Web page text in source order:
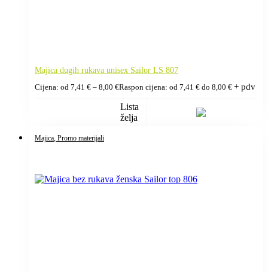
Majica dugih rukava unisex Sailor LS 807
Cijena: od 7,41 € – 8,00 €Raspon cijena: od 7,41 € do 8,00 € + pdv
Lista
želja
Majica, Promo materijali